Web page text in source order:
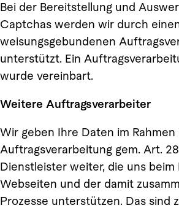
Bei der Bereitstellung und
Captchas werden wir durch
weisungsgebundenen
unterstützt. Ein
wurde vereinbart.
Weitere Auftragsverarbeiter
Wir geben Ihre Daten im Rahmen
Auftragsverarbeitung gem. Art.
Dienstleister weiter, die uns
Webseiten und der damit
Prozesse unterstützen. Das sind